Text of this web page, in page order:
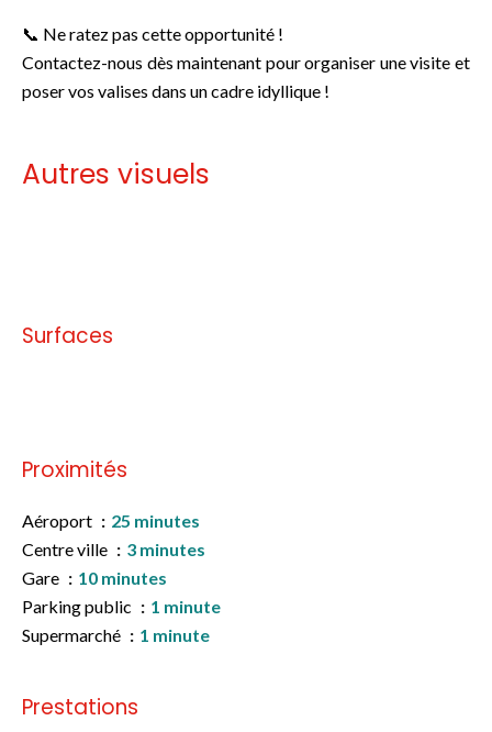
📞 Ne ratez pas cette opportunité !
Contactez-nous dès maintenant pour organiser une visite et
poser vos valises dans un cadre idyllique !
Autres visuels
Surfaces
Proximités
Aéroport
25 minutes
Centre ville
3 minutes
Gare
10 minutes
Parking public
1 minute
Supermarché
1 minute
Prestations